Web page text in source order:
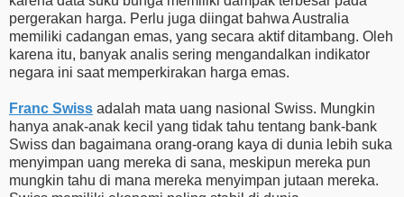
pergerakan harga. Perlu juga diingat bahwa Australia
memiliki cadangan emas, yang secara aktif ditambang. Oleh
karena itu, banyak analis sering mengandalkan indikator
negara ini saat memperkirakan harga emas.
Franc Swiss adalah mata uang nasional Swiss. Mungkin
hanya anak-anak kecil yang tidak tahu tentang bank-bank
Swiss dan bagaimana orang-orang kaya di dunia lebih suka
menyimpan uang mereka di sana, meskipun mereka pun
mungkin tahu di mana mereka menyimpan jutaan mereka.